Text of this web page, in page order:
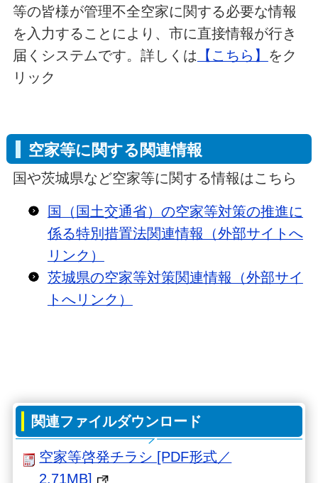
等の皆様が管理不全空家に関する必要な情報
を入力することにより、市に直接情報が行き
届くシステムです。詳しくは 【こちら】 をク
リック
空家等に関する関連情報
国や茨城県など空家等に関する情報はこちら
国（国土交通省）の空家等対策の推進に
係る特別措置法関連情報（外部サイトへ
リンク）
茨城県の空家等対策関連情報（外部サイ
トへリンク）
関連ファイルダウンロード
空家等啓発チラシ [PDF形式／
2.71MB]